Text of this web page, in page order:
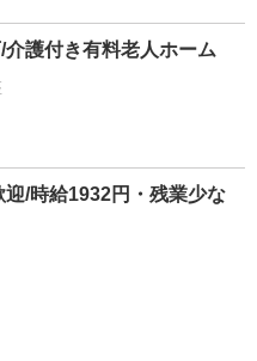
介護付き有料老人ホーム
/時給1932円・残業少な